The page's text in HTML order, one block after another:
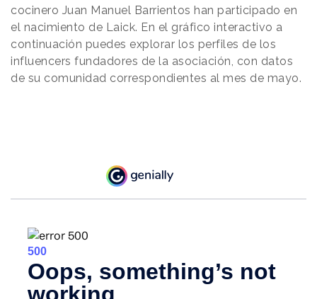
cocinero Juan Manuel Barrientos han participado en
el nacimiento de Laick. En el gráfico interactivo a
continuación puedes explorar los perfiles de los
influencers fundadores de la asociación, con datos
de su comunidad correspondientes al mes de mayo.